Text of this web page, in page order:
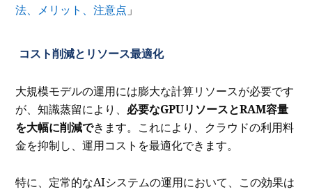
法、メリット、注意点 」
コスト削減とリソース最適化
大規模モデルの運用には膨大な計算リソースが必要です
が、知識蒸留により、 必要なGPUリソースとRAM容量
を大幅に削減できます。これにより、クラウドの利用料
金を抑制し、運用コストを最適化できます。
特に、定常的なAIシステムの運用において、この効果は